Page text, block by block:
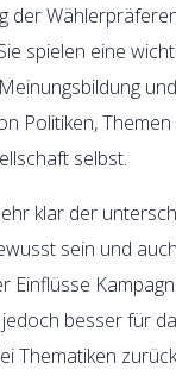
der
spielen eine
Politiken,
selbst.
klar der
sein und
Einflüsse
besser für
Thematiken